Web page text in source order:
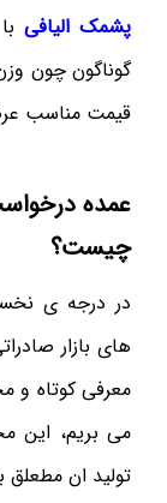
پشمک الیافی با
قیمت مناسب
عمده
چیست؟
در درجه ی
های بازار
معرفی کوتاه و
می بریم، این
تولید ان مطعلق